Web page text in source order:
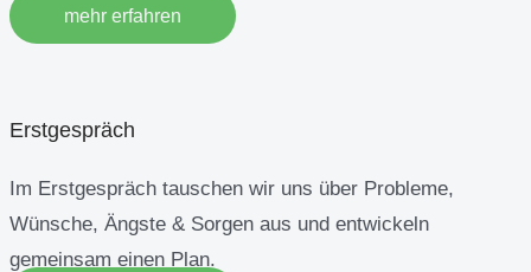
mehr erfahren
Erstgespräch
Im Erstgespräch tauschen wir uns über Probleme,
Wünsche, Ängste & Sorgen aus und entwickeln
gemeinsam einen Plan.